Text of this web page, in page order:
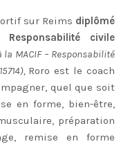
sur Reims diplômé
civile
la MACIF – Responsabilité
Roro est le coach
quel que soit
en forme, bien-être,
préparation
remise en forme